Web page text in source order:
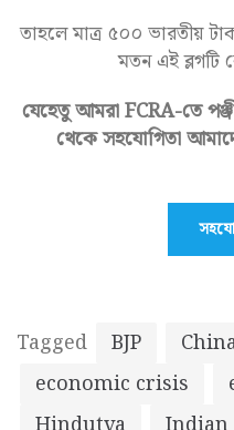
তাহলে মাত্র ৫০০ ভারতীয়
মতন এই
যেহেতু আমরা FCRA-তে
থেকে সহযোগিতা
Tagged BJP
economic crisis